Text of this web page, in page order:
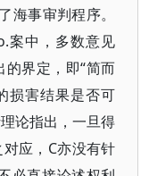
海事审判程序。
案中，多数意见
界定，即“简而
损害结果是否可
论指出，一旦得
应，C亦没有针